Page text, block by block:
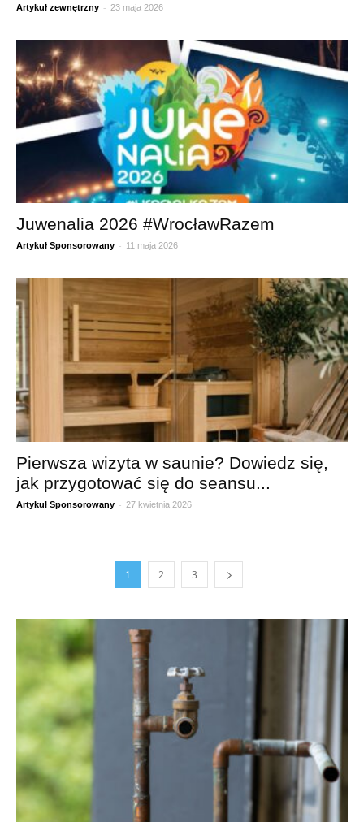
Artykuł zewnętrzny - 23 maja 2026
Juwenalia 2026 #WrocławRazem
Artykuł Sponsorowany - 11 maja 2026
Pierwsza wizyta w saunie? Dowiedz się,
jak przygotować się do seansu...
Artykuł Sponsorowany - 27 kwietnia 2026
1 2 3